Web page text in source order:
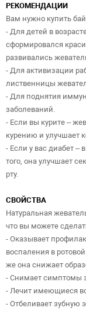
РЕКОМЕНДАЦИИ
Вам нужно купить
- Для детей в
сформировался
развивались
- Для активизации
лиственницы
- Для поднятия
заболеваний.
- Если вы курите –
курению и улучшает
- Если у вас диабет –
того, она улучшает
рту.
СВОЙСТВА
Натуральная
что вы можете
- Оказывает
воспаления в
же она снижает
- Снимает симптомы
- Лечит имеющиеся
- Отбеливает зубную